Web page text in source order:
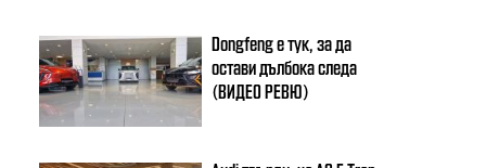
Dongfeng e тук, за да
остави дълбока следа
(ВИДЕО РЕВЮ)